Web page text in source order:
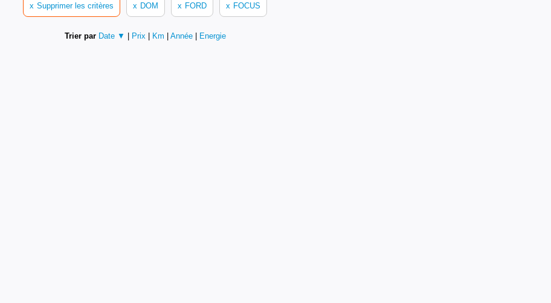
x Supprimer les critères x DOM x FORD x FOCUS
Trier par Date ▼ Prix Km Année Energie